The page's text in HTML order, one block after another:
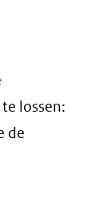
lossen:
de